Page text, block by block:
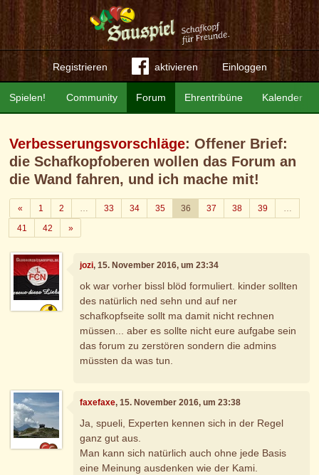
Registrieren aktivieren Einloggen
Community Forum Ehrentribüne Kalender
Spielen!
Verbesserungsvorschläge: Offener Brief:
die Schafkopfoberen wollen das Forum an
die Wand fahren, und ich mache mit!
«Zurück
1 2 … 33 34 35 36 37 38 39
…
41
42 »Weiter
jozi, 15. November 2016, um 23:34
ok war vorher bissl blöd formuliert. kinder sollten
des natürlich ned sehn und auf ner
schafkopfseite sollt ma damit nicht rechnen
müssen... aber es sollte nicht eure aufgabe sein
das forum zu zerstören sondern die admins
müssten da was tun.
faxefaxe, 15. November 2016, um 23:38
Ja, spueli, Experten kennen sich in der Regel
ganz gut aus.
Man kann sich natürlich auch ohne jede Basis
eine Meinung ausdenken wie der Kami.